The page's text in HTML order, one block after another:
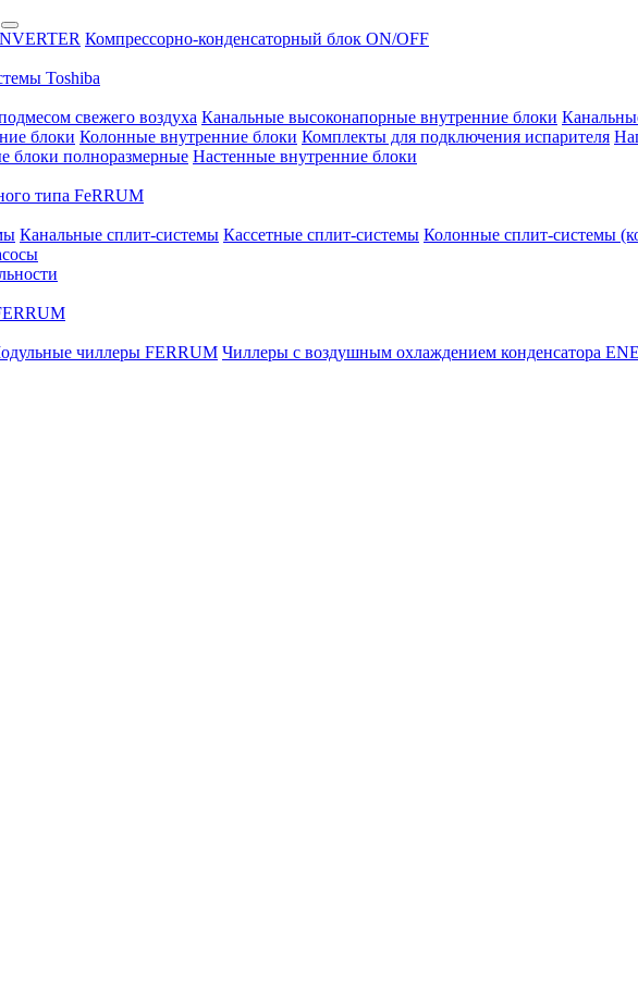
Компрессорно-конденсаторный блок ON/OFF
Toshiba
свежего воздуха Канальные высоконапорные внутренние блоки
блоки Колонные внутренние блоки Комплекты для подключения испарителя
блоки полноразмерные Настенные внутренние блоки
типа FeRRUM
Канальные сплит-системы Кассетные сплит-системы Колонные сплит-системы
чиллеры FERRUM Чиллеры с воздушным охлаждением конденсатора